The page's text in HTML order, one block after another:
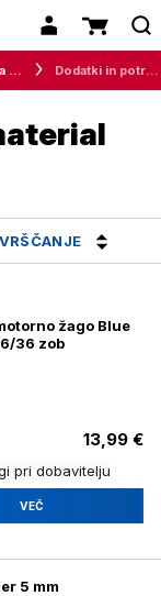
Ročno orodje za delavnico Dodatki in potrošni material
žago Blue
36 zob
13,99 €
pri dobavitelju
VEČ
5 mm